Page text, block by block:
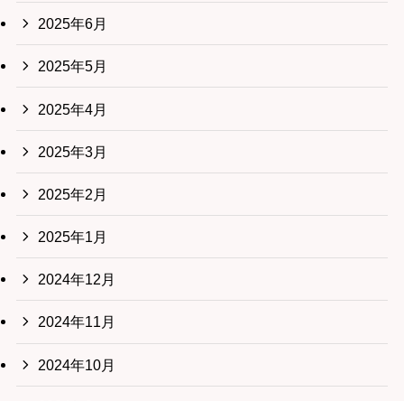
2025年6月
2025年5月
2025年4月
2025年3月
2025年2月
2025年1月
2024年12月
2024年11月
2024年10月